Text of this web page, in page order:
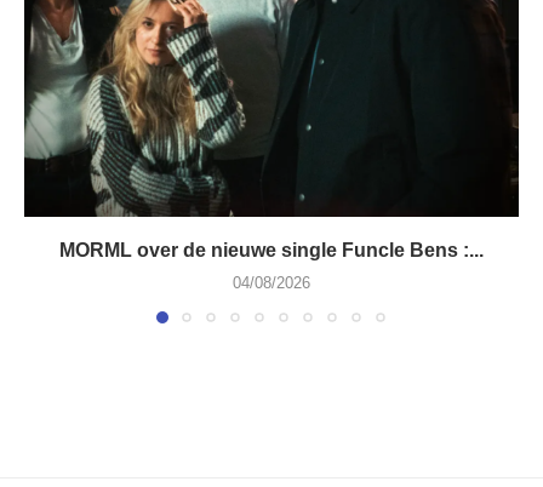
MORML over de nieuwe single Funcle Bens :...
04/08/2026